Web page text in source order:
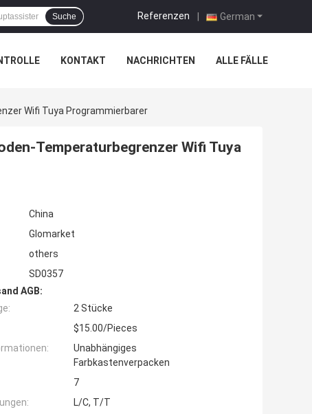
German
Referenzen |
Suche
KONTAKT NACHRICHTEN ALLE FÄLLE
Wifi Tuya Programmierbarer
Temperaturbegrenzer Wifi Tuya
China
Glomarket
others
SD0357
AGB:
2 Stücke
$15.00/Pieces
Unabhängiges
Farbkastenverpacken
7
L/C, T/T